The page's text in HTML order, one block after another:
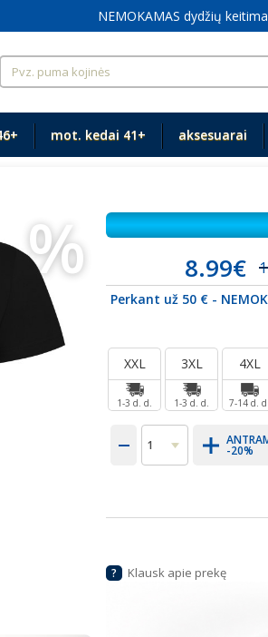
Didelių dydžių rūbai nuo
mot. kedai 41+ aksesuarai
% 8.99€
Perkant už 50 € -
XXL
1-3 d. d.
3XL
1-3 d. d.
4XL
7-14 d. d.
-20%
? Klausk apie prekę